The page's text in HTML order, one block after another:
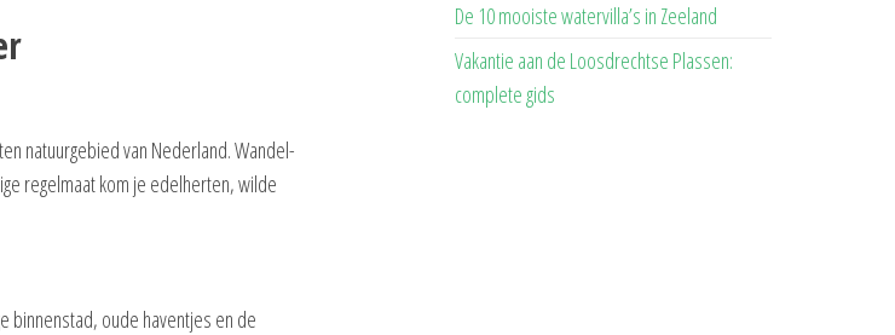
natuurgebied van Nederland. Wandel-
regelmaat kom je edelherten, wilde
binnenstad, oude haventjes en de
De 10 mooiste watervilla’s in Zeeland
Vakantie aan de Loosdrechtse Plassen:
complete gids